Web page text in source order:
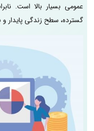
عمومی بسیار بالا است.
گسترده، سطح زندگی پایدار